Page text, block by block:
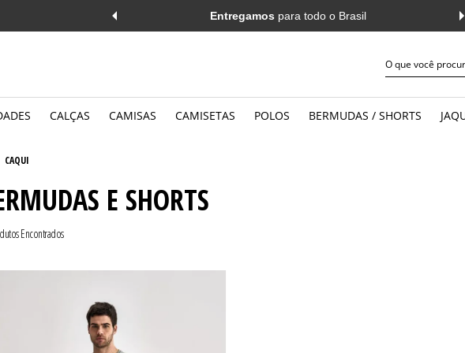
Entregamos para todo o Brasil
CALÇAS CAMISAS CAMISETAS POLOS BERMUDAS / SHORTS
CAQUI
E SHORTS
Encontrados